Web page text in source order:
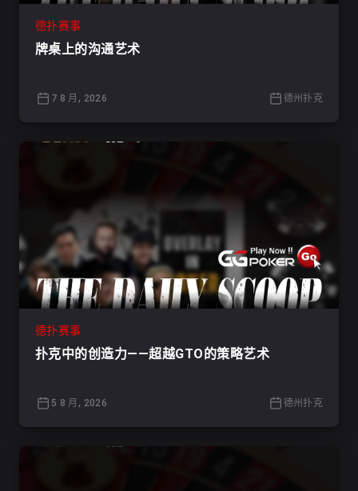
德扑赛事
牌桌上的沟通艺术
7 8 月, 2026 德州扑克
德扑赛事
扑克中的创造力——超越GTO的策略艺术
5 8 月, 2026 德州扑克